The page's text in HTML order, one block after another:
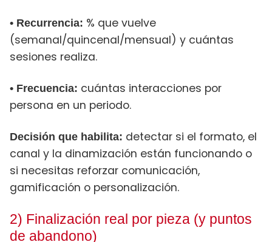
• Recurrencia: % que vuelve
(semanal/quincenal/mensual) y cuántas
sesiones realiza.
• Frecuencia: cuántas interacciones por
persona en un periodo.
Decisión que habilita: detectar si el formato, el
canal y la dinamización están funcionando o
si necesitas reforzar comunicación,
gamificación o personalización.
2) Finalización real por pieza (y puntos
de abandono)